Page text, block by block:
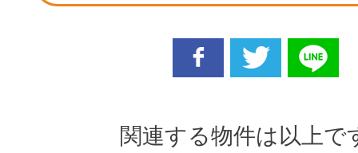
関連する物件は以上で